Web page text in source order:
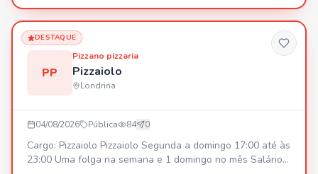
DESTAQUE
PP
Pizzano pizzaria
Pizzaiolo
Londrina
04/08/2026 Pública 84 0
Cargo: Pizzaiolo Pizzaiolo Segunda a domingo 17:00 até às
23:00 Uma folga na semana e 1 domingo no mês Salário